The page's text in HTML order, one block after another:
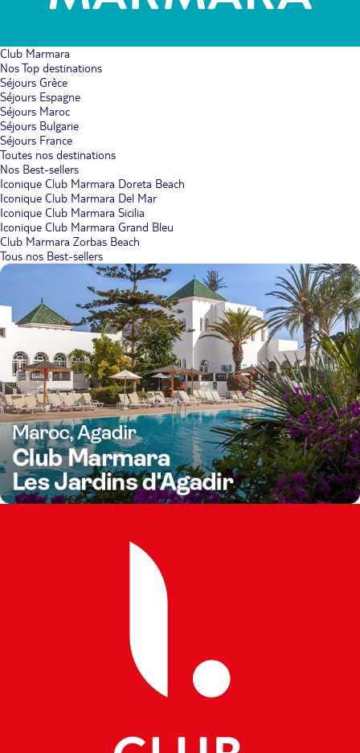
Club Marmara
Nos Top destinations
Séjours Grèce
Séjours Espagne
Séjours Maroc
Séjours Bulgarie
Séjours France
Toutes nos destinations
Nos Best-sellers
Iconique Club Marmara Doreta Beach
Iconique Club Marmara Del Mar
Iconique Club Marmara Sicilia
Iconique Club Marmara Grand Bleu
Club Marmara Zorbas Beach
Tous nos Best-sellers